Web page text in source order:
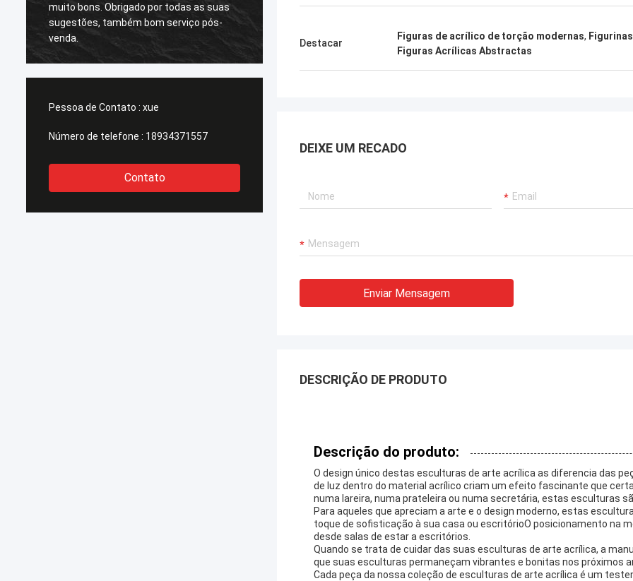
muito bons. Obrigado por todas as suas
sugestões, também bom serviço pós-
venda.
muito bons. Obrigado por todas as suas
venda.
Pessoa de Contato : xue
Número de telefone : 18934371557
Contato
Destacar
Figuras de acrílico de torção modernas,
Figuras Acrílicas Abstractas
DEIXE UM RECADO
Enviar Mensagem
DESCRIÇÃO DE PRODUTO
Descrição do produto:
O design único destas esculturas de arte acrílica as diferencia das
de luz dentro do material acrílico criam um efeito fascinante que
numa lareira, numa prateleira ou numa secretária, estas esculturas
Para aqueles que apreciam a arte e o design moderno, estas
toque de sofisticação à sua casa ou escritórioO posicionamento na
desde salas de estar a escritórios.
Quando se trata de cuidar das suas esculturas de arte acrílica, a
que suas esculturas permaneçam vibrantes e bonitas nos próximos
Cada peça da nossa coleção de esculturas de arte acrílica é um